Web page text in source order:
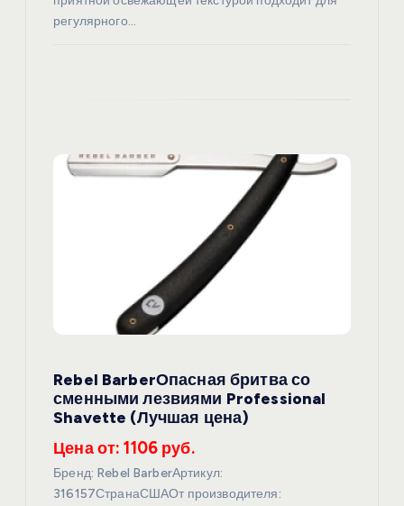
регулярного…
Rebel BarberОпасная бритва со
сменными лезвиями Professional
Shavette (Лучшая цена)
Цена от: 1106 руб.
Бренд: Rebel BarberАртикул:
316157СтранаСШАОт производителя: